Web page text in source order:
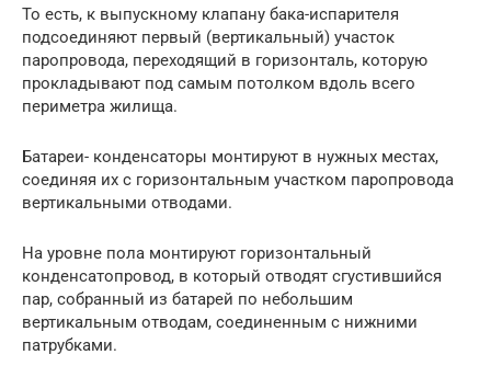
То есть, к выпускному клапану бака-испарителя
подсоединяют первый (вертикальный) участок
паропровода, переходящий в горизонталь, которую
прокладывают под самым потолком вдоль всего
периметра жилища.
Батареи- конденсаторы монтируют в нужных местах,
соединяя их с горизонтальным участком паропровода
вертикальными отводами.
На уровне пола монтируют горизонтальный
конденсатопровод, в который отводят сгустившийся
пар, собранный из батарей по небольшим
вертикальным отводам, соединенным с нижними
патрубками.